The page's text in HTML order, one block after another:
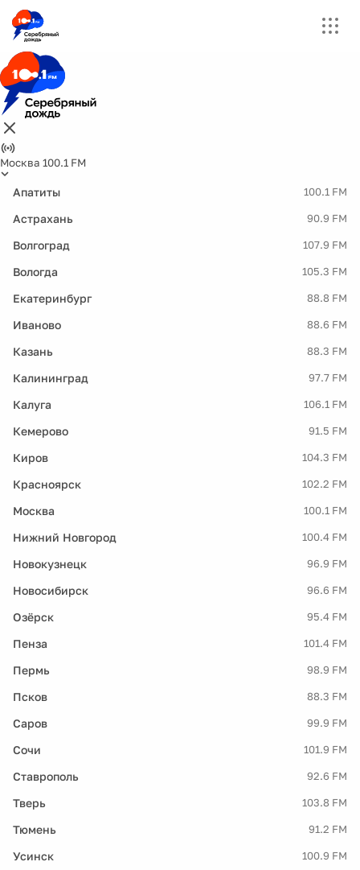
Москва 100.1 FM
Апатиты 100.1 FM
Астрахань 90.9 FM
Волгоград 107.9 FM
Вологда 105.3 FM
Екатеринбург 88.8 FM
Иваново 88.6 FM
Казань 88.3 FM
Калининград 97.7 FM
Калуга 106.1 FM
Кемерово 91.5 FM
Киров 104.3 FM
Красноярск 102.2 FM
Москва 100.1 FM
Нижний Новгород 100.4 FM
Новокузнецк 96.9 FM
Новосибирск 96.6 FM
Озёрск 95.4 FM
Пенза 101.4 FM
Пермь 98.9 FM
Псков 88.3 FM
Саров 99.9 FM
Сочи 101.9 FM
Ставрополь 92.6 FM
Тверь 103.8 FM
Тюмень 91.2 FM
Усинск 100.9 FM